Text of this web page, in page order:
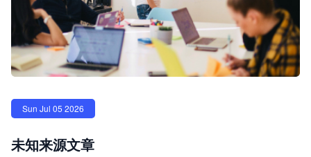
Sun Jul 05 2026
未知来源文章